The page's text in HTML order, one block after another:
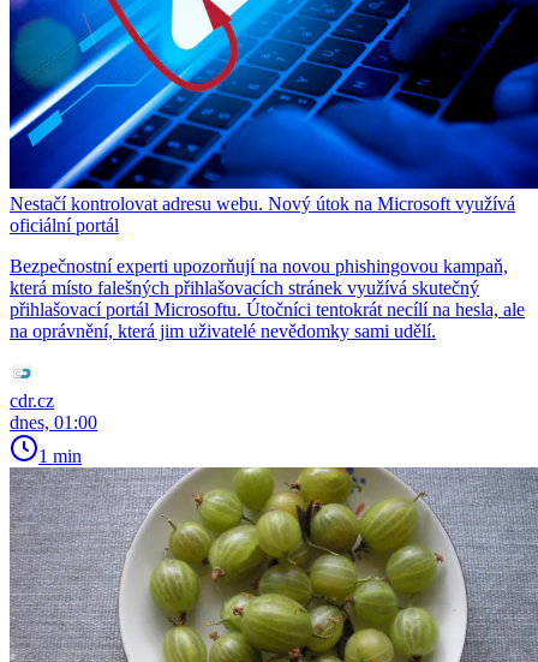
Nestačí kontrolovat adresu webu. Nový útok na Microsoft využívá
oficiální portál
Bezpečnostní experti upozorňují na novou phishingovou kampaň,
která místo falešných přihlašovacích stránek využívá skutečný
přihlašovací portál Microsoftu. Útočníci tentokrát necílí na hesla, ale
na oprávnění, která jim uživatelé nevědomky sami udělí.
cdr.cz
dnes, 01:00
1 min